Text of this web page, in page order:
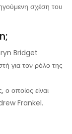
σχέση του
Bridget
για τον ρόλο της
οποίος είναι
Frankel.